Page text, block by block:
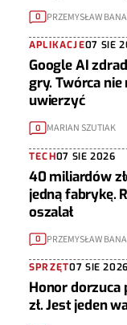
0 PRZEMYSŁAW
APLIKACJE07 SIE
Google AI
gry. Twórca nie
uwierzyć
0 MARIAN SZUTIAK
TECH07 SIE 2026
40 miliardów
jedną fabrykę.
oszalał
0 PRZEMYSŁAW
SPRZĘT07 SIE 2026
Honor dorzuca
zł. Jest jeden